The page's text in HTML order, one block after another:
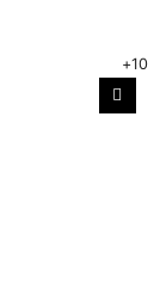
+10